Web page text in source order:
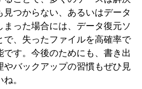
つからない、あるいはデータ
まった場合には、データ復元ソ
で、失ったファイルを高確率で
す。今後のためにも、書き出
やバックアップの習慣もぜひ見
。